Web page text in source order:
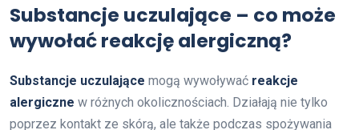
Substancje uczulające – co może
wywołać reakcję alergiczną?
Substancje uczulające mogą wywoływać reakcje
alergiczne w różnych okolicznościach. Działają nie tylko
poprzez kontakt ze skórą, ale także podczas spożywania